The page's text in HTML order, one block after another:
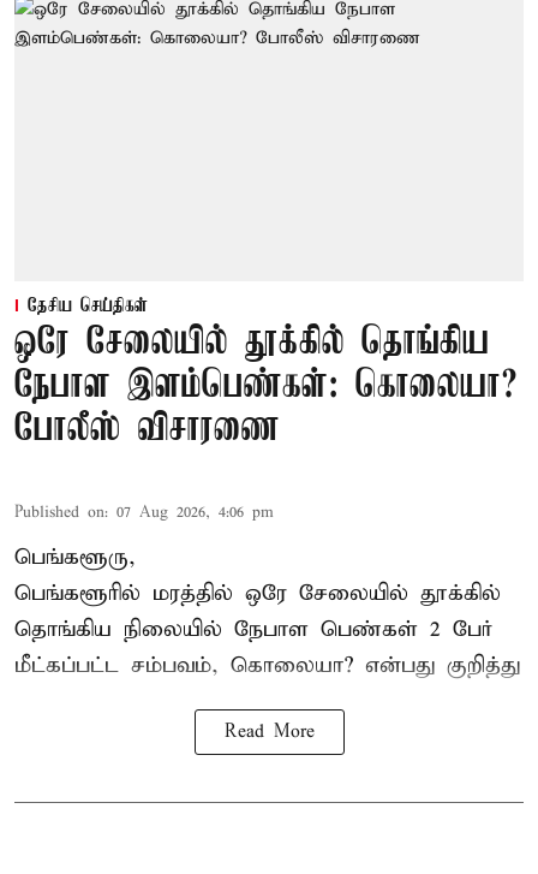
தேசிய செய்திகள்
ஒரே சேலையில் தூக்கில் தொங்கிய
நேபாள இளம்பெண்கள்: கொலையா?
போலீஸ் விசாரணை
Published on: 07 Aug 2026, 4:06 pm
பெங்களூரு,
பெங்களூரில் மரத்தில் ஒரே சேலையில் தூக்கில்
தொங்கிய நிலையில் நேபாள பெண்கள் 2 பேர்
மீட்கப்பட்ட சம்பவம், கொலையா? என்பது குறித்து
Read More